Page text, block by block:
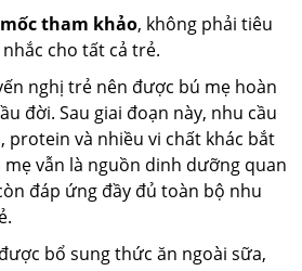
mốc tham khảo, không phải tiêu
cho tất cả trẻ.
nghị trẻ nên được bú mẹ hoàn
đời. Sau giai đoạn này, nhu cầu
protein và nhiều vi chất khác bắt
vẫn là nguồn dinh dưỡng quan
đáp ứng đầy đủ toàn bộ nhu
bổ sung thức ăn ngoài sữa,